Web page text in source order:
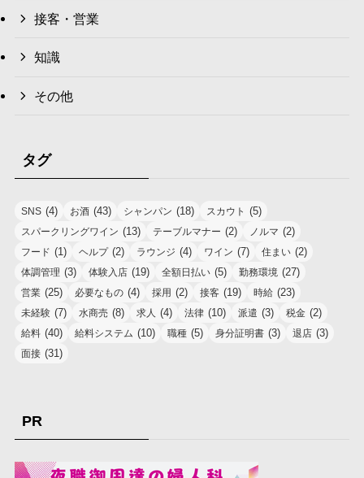
接客・営業
知識
その他
タグ
SNS (4) お酒 (43) シャンパン (18) スカウト (5)
スパークリングワイン (13) テーブルマナー (2) ノルマ (2)
フード (1) ヘルプ(2) ラウンジ (4) ワイン (7) 住まい (2)
体調管理 (3) 体験入店 (19) 全額日払い (5) 勤務環境 (27)
営業 (25) 必要なもの (4) 採用 (2) 接客 (19) 時給 (23)
未経験 (7) 水商売 (8) 求人 (4) 法律 (10) 派遣 (3) 税金 (2)
給料 (40) 給料システム (10) 職種 (5) 身分証明書 (3) 退店 (3)
面接 (31)
PR